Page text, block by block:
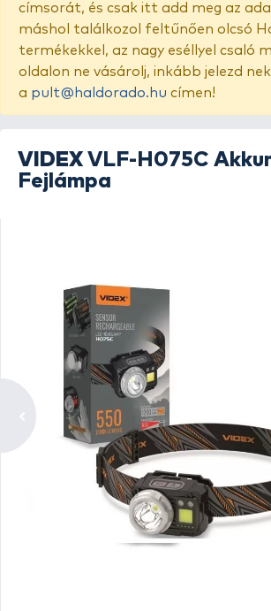
címsorát, és csak itt add meg az
máshol találkozol feltűnően olcsó
termékekkel, az nagy eséllyel csaló
oldalon ne vásárolj, inkább jelezd
a pult@haldorado.hu címen!
VIDEX VLF-H075C
Fejlámpa